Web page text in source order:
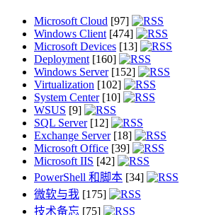
Microsoft Cloud [97]
Windows Client[474]
Microsoft Devices [13]
Deployment[160]
Windows Server[152]
Virtualization [102]
System Center[10]
WSUS [9]
SQL Server[12]
Exchange Server[18]
Microsoft Office [39]
Microsoft IIS [42]
PowerShell 和脚本 [34]
微软与我 [175]
技术备忘 [75]